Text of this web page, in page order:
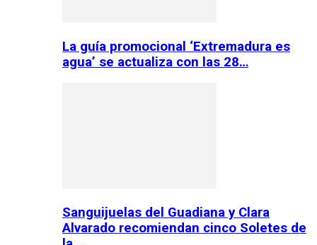
La guía promocional ‘Extremadura es
agua’ se actualiza con las 28…
Sanguijuelas del Guadiana y Clara
Alvarado recomiendan cinco Soletes de